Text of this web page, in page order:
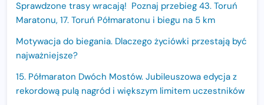
Sprawdzone trasy wracają! Poznaj przebieg 43. Toruń
Maratonu, 17. Toruń Półmaratonu i biegu na 5 km
Motywacja do biegania. Dlaczego życiówki przestają być
najważniejsze?
15. Półmaraton Dwóch Mostów. Jubileuszowa edycja z
rekordową pulą nagród i większym limitem uczestników